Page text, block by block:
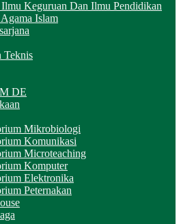
Keguruan Dan Ilmu Pendidikan
Islam
Teknis
DE
Mikrobiologi
Komunikasi
Microteaching
Komputer
Elektronika
Peternakan